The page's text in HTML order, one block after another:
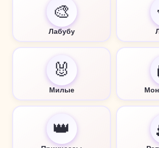
🎨
Лабубу
🐰
Милые
👑